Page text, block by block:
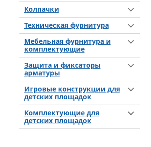
Колпачки
Техническая фурнитура
Мебельная фурнитура и
комплектующие
Защита и фиксаторы
арматуры
Игровые конструкции для
детских площадок
Комплектующие для
детских площадок